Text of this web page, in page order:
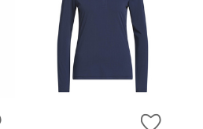
ZUR WUNSCHLISTE HINZUFÜGEN
ZUR